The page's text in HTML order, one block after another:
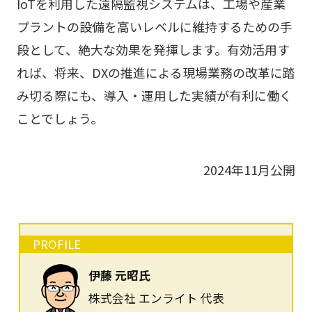
プラントの設備を高いレベルに維持するための手
段として、絶大な効果を発揮します。有効活用す
れば、将来、DXの推進による現場業務の改革に踏
み切る際にも、導入・運用した実績が有利に働く
ことでしょう。
2024年11月公開
PROFILE
伊藤 元昭氏
株式会社 エンライト 代表